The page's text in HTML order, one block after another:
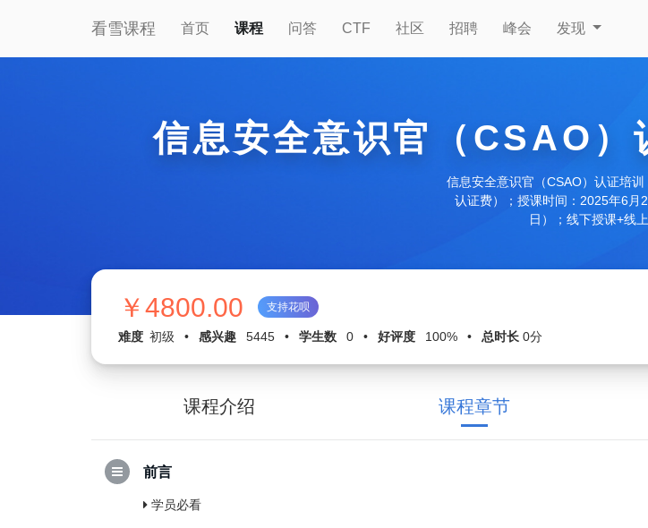
看雪课程 首页 课程 问答 CTF 社区 招聘 峰会 发现
信息安全意识官（CSAO）
信息安全意识官（CSAO）认证培
认证费）；授课时间：2025年6月
日）；线下授课+线
￥4800.00 支持花呗
难度 初级 • 感兴趣 5445 • 学生数 0 • 好评度 100% • 总时长 0分
课程介绍 课程章节
前言
学员必看